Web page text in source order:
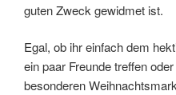
guten Zweck gewidmet ist.
Egal, ob ihr einfach dem
ein paar Freunde treffen
besonderen